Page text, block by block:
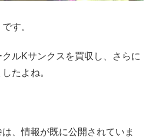
す。
ルKサンクスを買収し、さらに
たよね。
、情報が既に公開されていま